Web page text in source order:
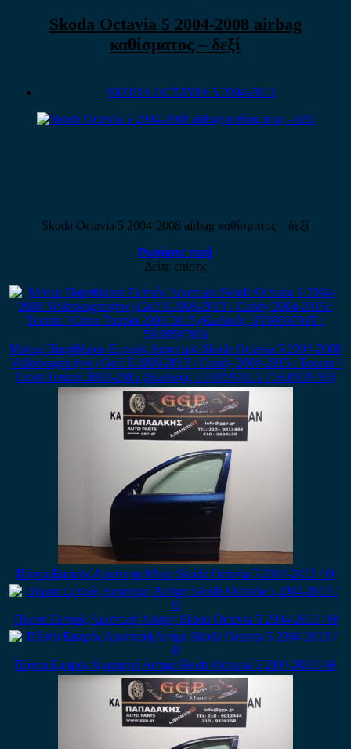
Skoda Octavia 5 2004-2008 airbag
καθίσματος – δεξί
SKODA OCTAVIA 5 2004-2013
Skoda Octavia 5 2004-2008 airbag καθίσματος – δεξί
Ρωτήστε τιμή
Δείτε επίσης
Μοτερ Παραθύρου Εμπρός Αριστερό Skoda Octavia 5 2004-2008
Volkswagen (vw) Golf 6 2008-2013 / Caddy 2004-2015 / Touran /
Cross Touran 2003-2015 (Κωδικός: 1T0959701T / 5K0959793)
Πόρτα Εμπρός Αριστερή Μπλε Skoda Octavia 5 2004-2013 / Θ
Πόρτα Εμπρός Αριστερή Άσπρη Skoda Octavia 5 2004-2013 / Θ
Πόρτα Εμπρός Αριστερή Ασημί Skoda Octavia 5 2004-2013 / Θ